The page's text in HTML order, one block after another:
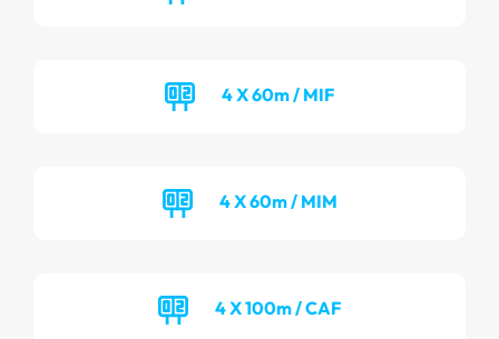
4 X 60m / MIF
4 X 60m / MIM
4 X 100m / CAF